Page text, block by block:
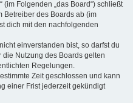
(im Folgenden „das Board“) schließt
Betreiber des Boards ab (im
dich mit den nachfolgenden
einverstanden bist, so darfst du
Nutzung des Boards gelten
Regelungen.
Zeit geschlossen und kann
einer Frist jederzeit gekündigt